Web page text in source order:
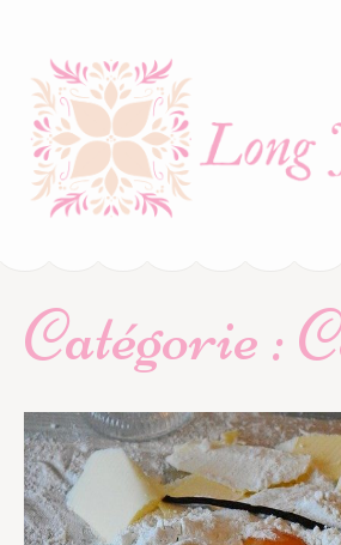
contenu
(Pressez
Entrée)
Catégorie :